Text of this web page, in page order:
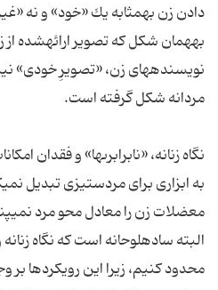
دادن زن به‏مثابه یك «خود» و نه
به‏همان شكل كه تصویر ارائه‏شده
نویسنده‏هاى زن، «تصویرِ خودى»
نگاه زنانه، «نابرابرى‏ها» و فقدان
به ابزارى براى مردستیزى تبدیل
البته ساده‏لوحانه است كه نگاه
محدود كنیم، زیرا این رویكردها بر